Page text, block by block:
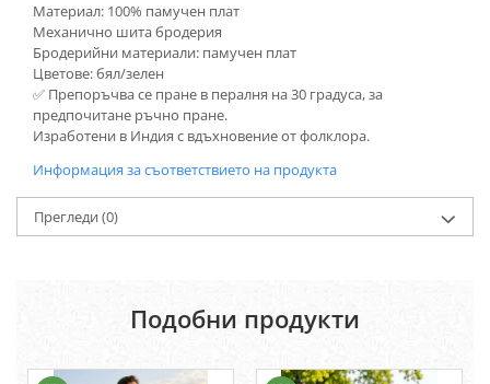
Материал: 100% памучен плат
Механично шита бродерия
Бродерийни материали: памучен плат
Цветове: бял/зелен
✅ Препоръчва се пране в пералня на 30 градуса, за
предпочитане ръчно пране.
Изработени в Индия с вдъхновение от фолклора.
Информация за съответствието на продукта
Прегледи (0)
Подобни продукти